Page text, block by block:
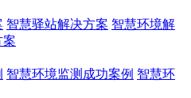
智慧驿站解决方案 智慧环境解
案
智慧环境监测成功案例 智慧环